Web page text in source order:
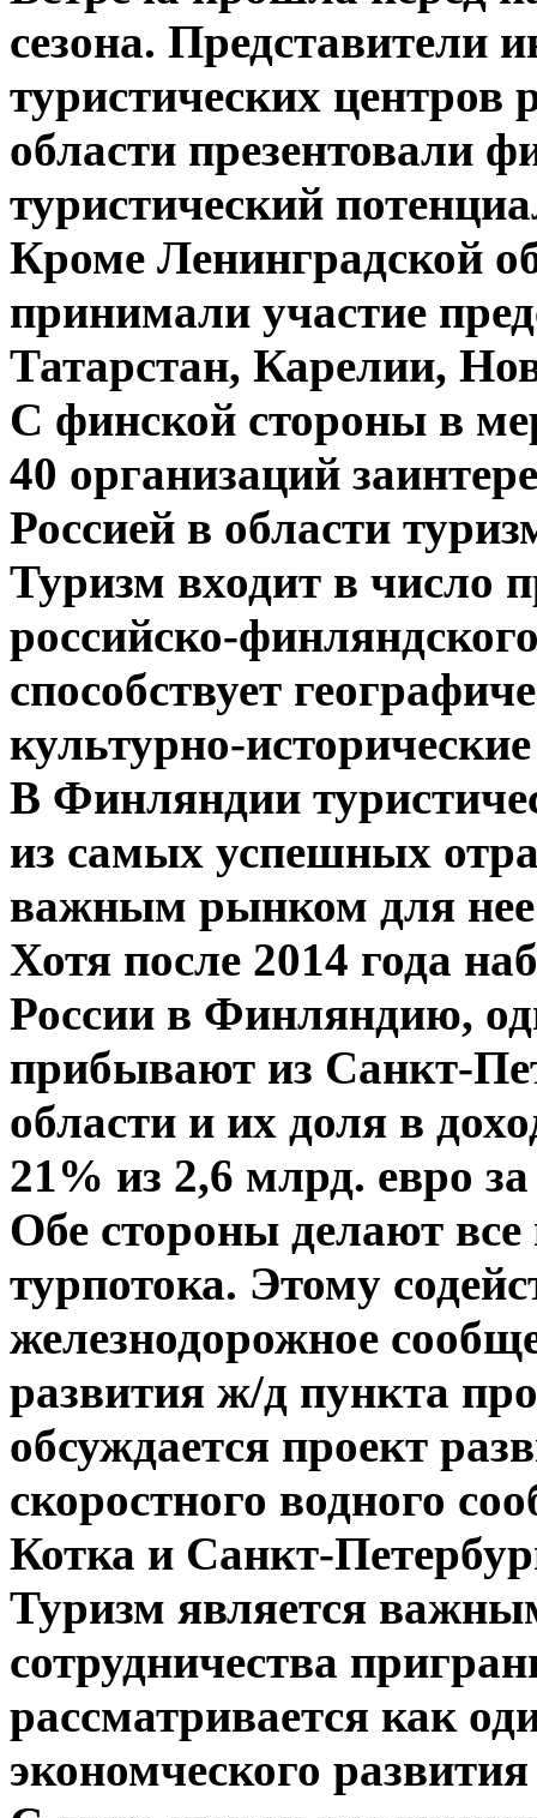
сезона. Представители
туристических центров
области презентовали
туристический
Кроме Ленинградской
принимали участие
Татарстан, Карелии,
С финской стороны в
40 организаций
Россией в области
Туризм входит в число
российско-
способствует
культурно-
В Финляндии
из самых успешных
важным рынком для нее
Хотя после 2014 года
России в Финляндию,
прибывают из Санкт-
области и их доля в
21% из 2,6 млрд. евро за
Обе стороны делают
турпотока. Этому
железнодорожное
развития ж/д пункта
обсуждается проект
скоростного водного
Котка и Санкт-
Туризм является
сотрудничества
рассматривается как
экономческого